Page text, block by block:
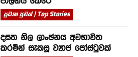
ප්‍රධාන පුවත් | Top Stories
දසත නිල ලාංඡනය අවභාවිත
කරමින් සැකසූ ව්‍යාජ පෝස්ටුවක්